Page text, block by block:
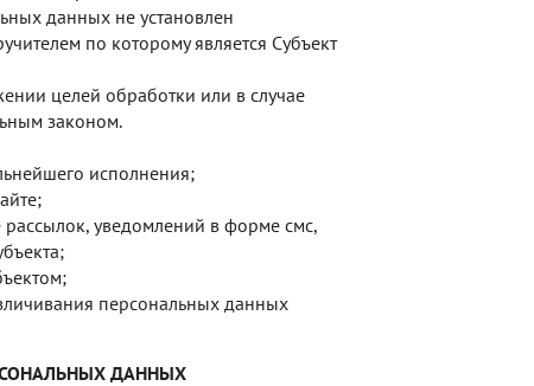
данных не установлен
по которому является Субъект
целей обработки или в случае
законом.
исполнения;
рассылок, уведомлений в форме смс,
персональных данных
ДАННЫХ